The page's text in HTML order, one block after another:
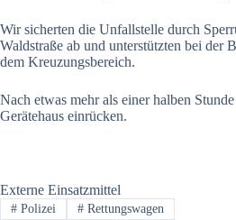
Wir sicher­ten die Unfall­stel­le durch
Wald­stra­ße ab und unter­stütz­ten bei der
dem Kreu­zungs­be­reich.
Nach etwas mehr als einer hal­ben
Gerä­te­haus ein­rü­cken.
Externe Einsatzmittel
#Polizei #Rettungswagen